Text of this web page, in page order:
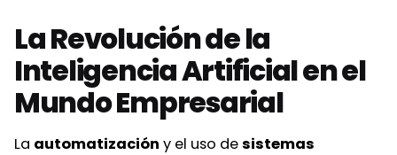
La Revolución de la
Inteligencia Artificial en el
Mundo Empresarial
La automatización y el uso desistemas